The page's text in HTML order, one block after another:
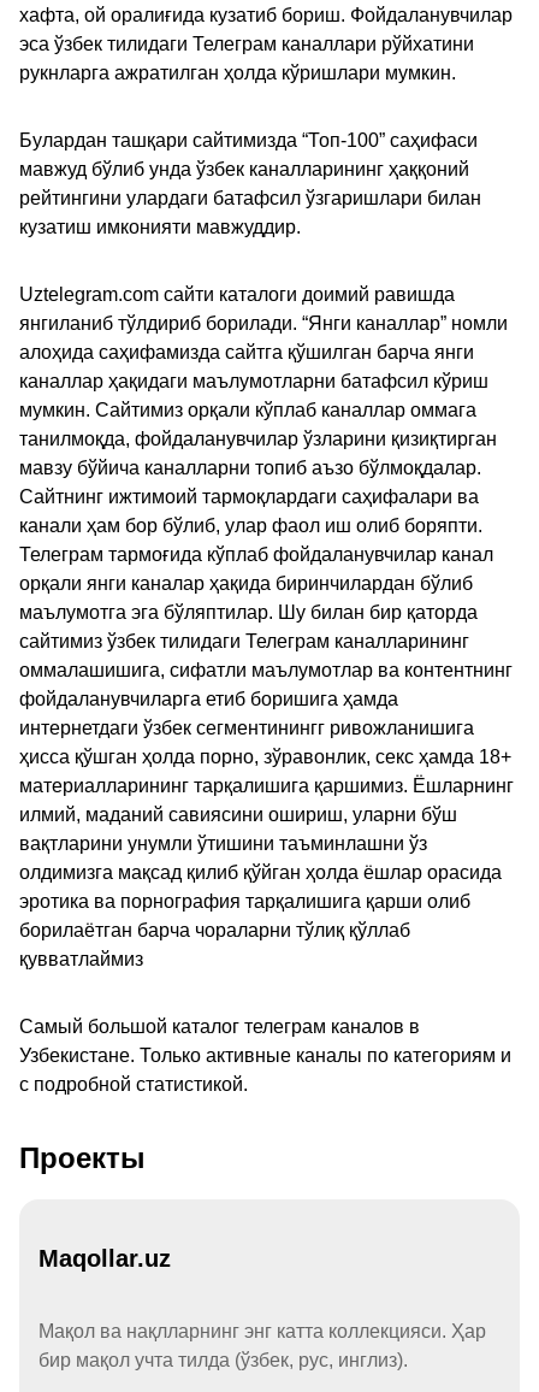
хафта, ой оралиғида кузатиб бориш. Фойдаланувчилар
эса ўзбек тилидаги Телеграм каналлари рўйхатини
рукнларга ажратилган ҳолда кўришлари мумкин.
Булардан ташқари сайтимизда “Топ-100” саҳифаси
мавжуд бўлиб унда ўзбек каналларининг ҳаққоний
рейтингини улардаги батафсил ўзгаришлари билан
кузатиш имконияти мавжуддир.
Uztelegram.com сайти каталоги доимий равишда
янгиланиб тўлдириб борилади. “Янги каналлар” номли
алоҳида саҳифамизда сайтга қўшилган барча янги
каналлар ҳақидаги маълумотларни батафсил кўриш
мумкин. Сайтимиз орқали кўплаб каналлар оммага
танилмоқда, фойдаланувчилар ўзларини қизиқтирган
мавзу бўйича каналларни топиб аъзо бўлмоқдалар.
Сайтнинг ижтимоий тармоқлардаги саҳифалари ва
канали ҳам бор бўлиб, улар фаол иш олиб боряпти.
Телеграм тармоғида кўплаб фойдаланувчилар канал
орқали янги каналар ҳақида биринчилардан бўлиб
маълумотга эга бўляптилар. Шу билан бир қаторда
сайтимиз ўзбек тилидаги Телеграм каналларининг
оммалашишига, сифатли маълумотлар ва контентнинг
фойдаланувчиларга етиб боришига ҳамда
интернетдаги ўзбек сегментинингг ривожланишига
ҳисса қўшган ҳолда порно, зўравонлик, секс ҳамда 18+
материалларининг тарқалишига қаршимиз. Ёшларнинг
илмий, маданий савиясини ошириш, уларни бўш
вақтларини унумли ўтишини таъминлашни ўз
олдимизга мақсад қилиб қўйган ҳолда ёшлар орасида
эротика ва порнография тарқалишига қарши олиб
борилаётган барча чораларни тўлиқ қўллаб
қувватлаймиз
Самый большой каталог телеграм каналов в
Узбекистане. Только активные каналы по категориям и
с подробной статистикой.
Проекты
Maqollar.uz
Мақол ва нақлларнинг энг катта коллекцияси. Ҳар
бир мақол учта тилда (ўзбек, рус, инглиз).